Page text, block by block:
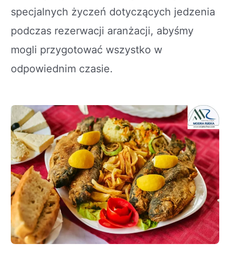
specjalnych życzeń dotyczących jedzenia
podczas rezerwacji aranżacji, abyśmy
mogli przygotować wszystko w
odpowiednim czasie.